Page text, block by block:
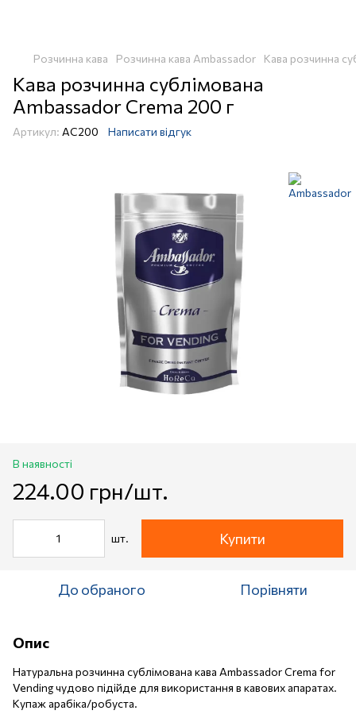
Розчинна кава Розчинна кава Ambassador Кава розчинна
Кава розчинна сублімована
Ambassador Crema 200 г
Артикул: AC200 Написати відгук
В наявності
224.00 грн/шт.
шт. Купити
До обраного Порівняти
Опис
Натуральна розчинна сублімована кава Ambassador Crema for
Vending чудово підійде для використання в кавових апаратах.
Купаж арабіка/робуста.